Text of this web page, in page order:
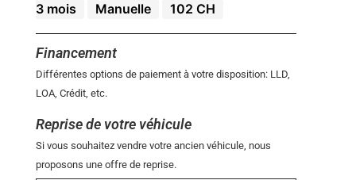
3 mois
Manuelle 102 CH
Financement
Différentes options de paiement à votre disposition: LLD,
LOA, Crédit, etc.
Reprise de votre véhicule
Si vous souhaitez vendre votre ancien véhicule, nous
proposons une offre de reprise.